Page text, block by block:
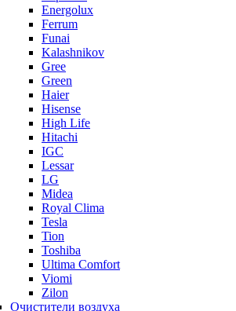
Energolux
Ferrum
Funai
Kalashnikov
Gree
Grеen
Haier
Hisense
High Life
Hitachi
IGC
Lessar
LG
Midea
Royal Clima
Tesla
Tion
Toshiba
Ultima Comfort
Viomi
Zilon
Очистители воздуха